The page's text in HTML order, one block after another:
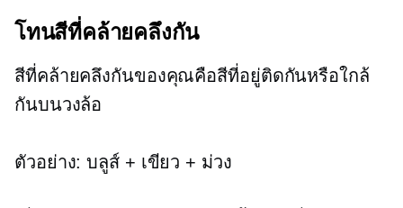
โทนสีที่คล้ายคลึงกัน
สีที่คล้ายคลึงกันของคุณคือสีที่อยู่ติดกันหรือใกล้
กันบนวงล้อ
ตัวอย่าง: บลูส์ + เขียว + ม่วง